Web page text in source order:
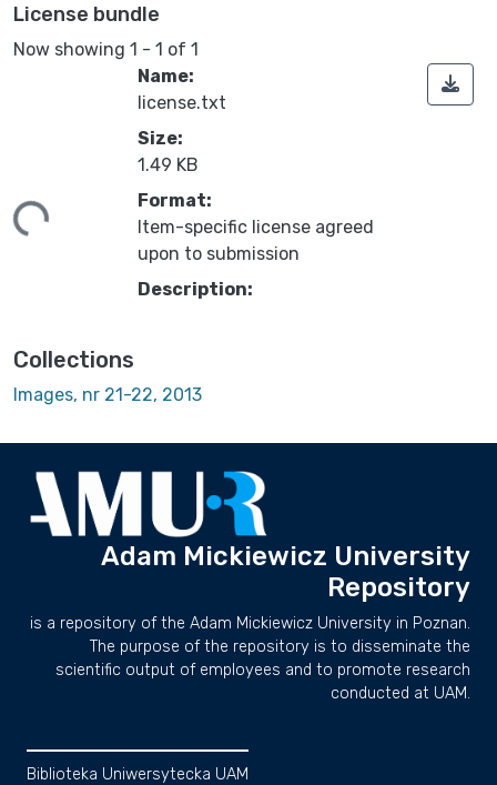
License bundle
Now showing 1 - 1 of 1
Name:
license.txt
Size:
1.49 KB
Format:
Item-specific license agreed
upon to submission
Description:
Collections
Images, nr 21-22, 2013
Adam Mickiewicz University
Repository
is a repository of the Adam Mickiewicz University in Poznan.
The purpose of the repository is to disseminate the
scientific output of employees and to promote research
conducted at UAM.
Biblioteka Uniwersytecka UAM